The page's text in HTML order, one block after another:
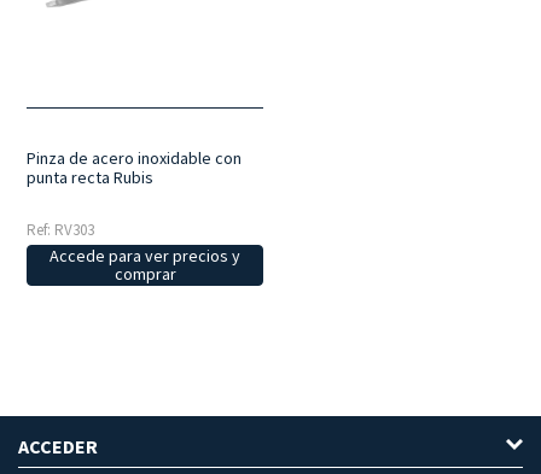
Pinza de acero inoxidable con
punta recta Rubis
Ref: RV303
Accede para ver precios y
comprar
ACCEDER